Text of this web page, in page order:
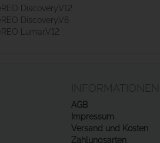
Discovery.V12
Discovery.V8
Lumar.V12
INFORMATIONEN
AGB
Impressum
Versand und Kosten
Zahlungsarten